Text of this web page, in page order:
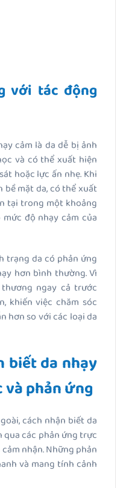
với tác động
cảm là da dễ bị ảnh
và có thể xuất hiện
hoặc lực ấn nhẹ. Khi
mặt da, có thể xuất
tại trong một khoảng
độ nhạy cảm của
trạng da có phản ứng
hơn bình thường. Vì
ngay cả trước
khiến việc chăm sóc
hơn so với các loại da
biết da nhạy
và phản ứng
cách nhận biết da
qua các phản ứng trực
nhận. Những phản
và mang tính cảnh